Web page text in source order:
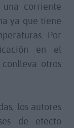
una corriente
ya que tiene
Por
en el
otros
los autores
de efecto